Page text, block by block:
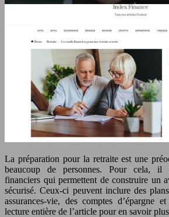
La préparation pour la retraite est une
beaucoup de personnes. Pour cela, il
financiers qui permettent de construire un
sécurisé. Ceux-ci peuvent inclure des
assurances-vie, des comptes d’épargne
lecture entière de l’article pour en savoir